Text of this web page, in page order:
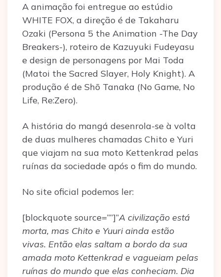
A animação foi entregue ao estúdio
WHITE FOX, a direção é de Takaharu
Ozaki (Persona 5 the Animation -The Day
Breakers-), roteiro de Kazuyuki Fudeyasu
e design de personagens por Mai Toda
(Matoi the Sacred Slayer, Holy Knight). A
produção é de Shō Tanaka (No Game, No
Life, Re:Zero).
A história do mangá desenrola-se à volta
de duas mulheres chamadas Chito e Yuri
que viajam na sua moto Kettenkrad pelas
ruínas da sociedade após o fim do mundo.
No site oficial podemos ler:
[blockquote source=””]”A civilização está
morta, mas Chito e Yuuri ainda estão
vivas. Então elas saltam a bordo da sua
amada moto Kettenkrad e vagueiam pelas
ruínas do mundo que elas conheciam. Dia